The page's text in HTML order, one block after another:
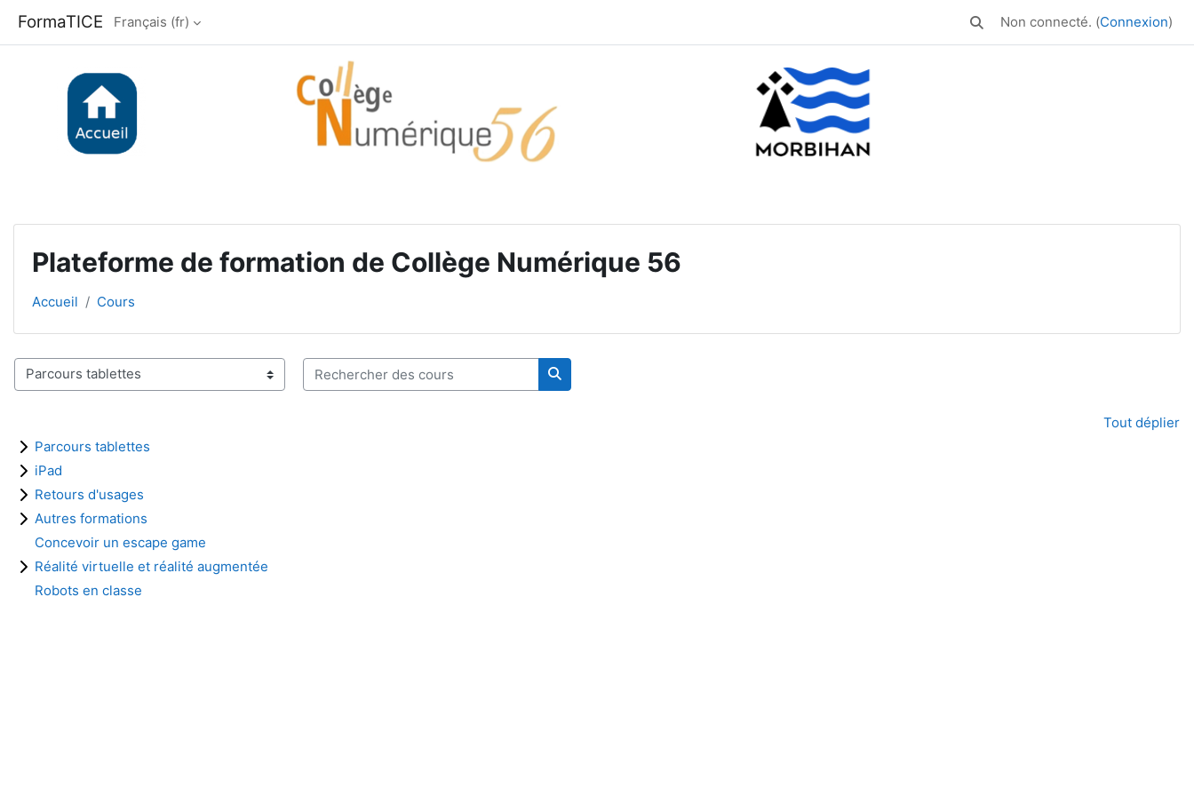
FormaTICE Français ‎(fr)‎ Activer/désactiver la saisie de
Non connecté. (Connexion)
Plateforme de formation de Collège Numérique 56
Accueil Cours
Catégories de cours
Rechercher des cours
Rechercher des cours
Tout déplier
Parcours tablettes
iPad
Retours d'usages
Autres formations
Concevoir un escape game
Réalité virtuelle et réalité augmentée
Robots en classe